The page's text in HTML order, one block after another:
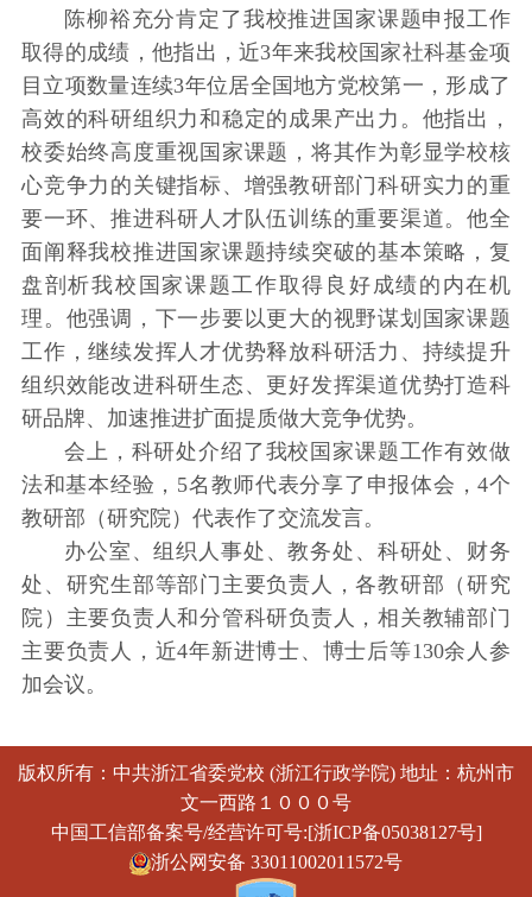
陈柳裕充分肯定了我校推进国家课题申报工作
取得的成绩，他指出，近3年来我校国家社科基金项
目立项数量连续3年位居全国地方党校第一，形成了
高效的科研组织力和稳定的成果产出力。他指出，
校委始终高度重视国家课题，将其作为彰显学校核
心竞争力的关键指标、增强教研部门科研实力的重
要一环、推进科研人才队伍训练的重要渠道。他全
面阐释我校推进国家课题持续突破的基本策略，复
盘剖析我校国家课题工作取得良好成绩的内在机
理。他强调，下一步要以更大的视野谋划国家课题
工作，继续发挥人才优势释放科研活力、持续提升
组织效能改进科研生态、更好发挥渠道优势打造科
研品牌、加速推进扩面提质做大竞争优势。
会上，科研处介绍了我校国家课题工作有效做
法和基本经验，5名教师代表分享了申报体会，4个
教研部（研究院）代表作了交流发言。
办公室、组织人事处、教务处、科研处、财务
处、研究生部等部门主要负责人，各教研部（研究
院）主要负责人和分管科研负责人，相关教辅部门
主要负责人，近4年新进博士、博士后等130余人参
加会议。
版权所有：中共浙江省委党校 (浙江行政学院) 地址：杭州市
文一西路１０００号
中国工信部备案号/经营许可号:[浙ICP备05038127号]
浙公网安备 33011002011572号